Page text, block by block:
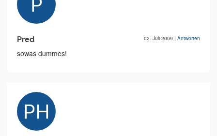
Pred 02. Juli 2009 | Antworten
sowas dummes!